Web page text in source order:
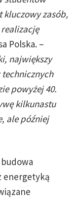
kluczowy zasób,
Polska. –
największy
powyżej 40.
kilkunastu
ale później
energetyką